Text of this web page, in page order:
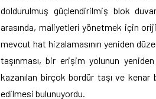
doldurulmuş güçlendirilmiş blok
arasında, maliyetleri yönetmek için
mevcut hat hizalamasının yeniden
taşınması, bir erişim yolunun
kazanılan birçok bordür taşı ve
edilmesi bulunuyordu.